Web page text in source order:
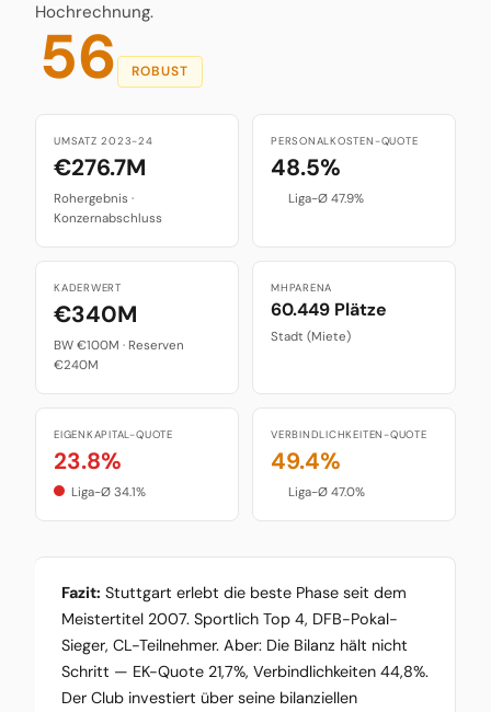
Hochrechnung.
56 ROBUST
UMSATZ 2023-24
€276.7M
Rohergebnis ·
Konzernabschluss
PERSONALKOSTEN-QUOTE
48.5%
Liga-Ø 47.9%
KADERWERT
€340M
BW €100M · Reserven
€240M
MHPARENA
60.449 Plätze
Stadt (Miete)
EIGENKAPITAL-QUOTE
23.8%
Liga-Ø 34.1%
VERBINDLICHKEITEN-QUOTE
49.4%
Liga-Ø 47.0%
Fazit: Stuttgart erlebt die beste Phase seit dem
Meistertitel 2007. Sportlich Top 4, DFB-Pokal-
Sieger, CL-Teilnehmer. Aber: Die Bilanz hält nicht
Schritt — EK-Quote 21,7%, Verbindlichkeiten 44,8%.
Der Club investiert über seine bilanziellen